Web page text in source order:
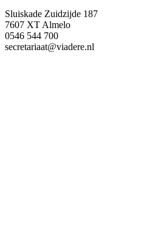
Sluiskade Zuidzijde 187
7607 XT Almelo
0546 544 700
secretariaat@viadere.nl